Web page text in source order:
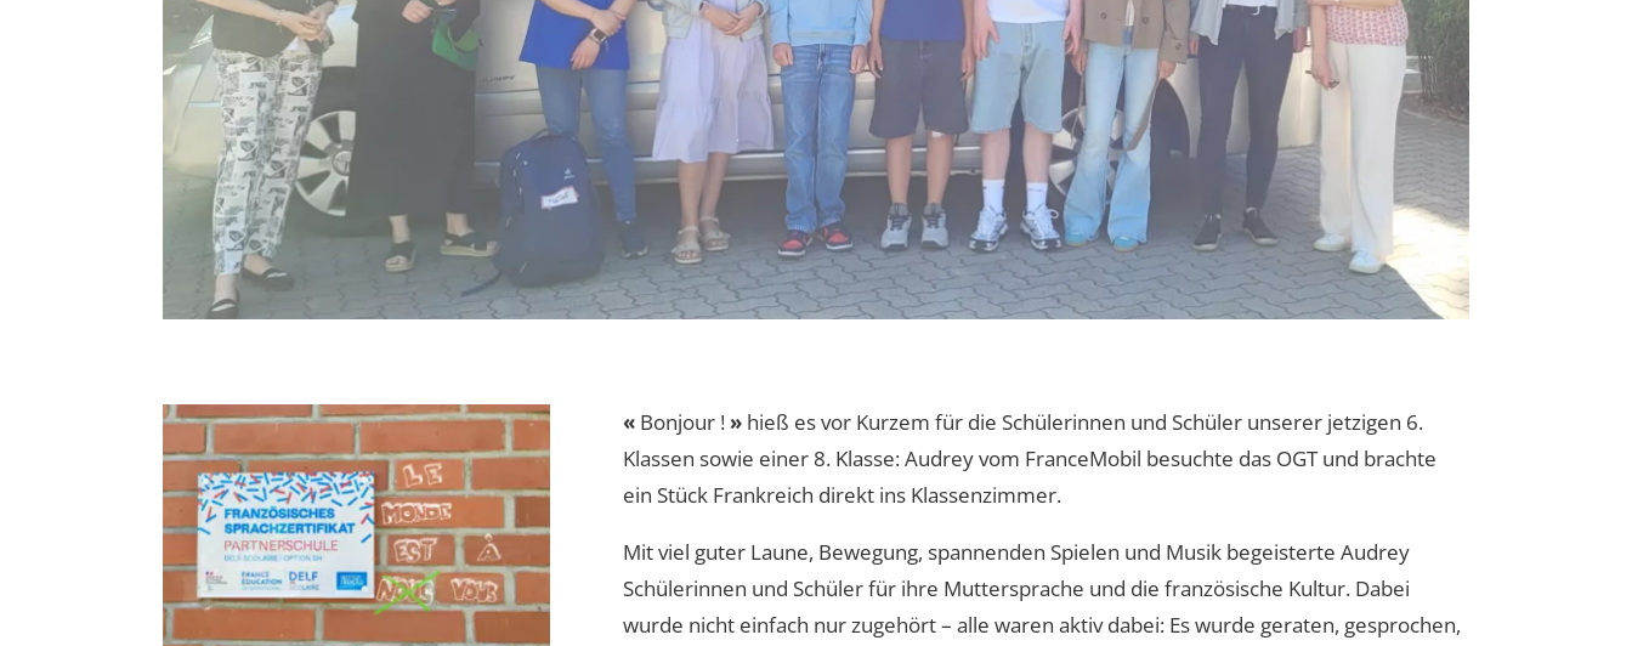
« Bonjour !»hieß es vor Kurzem für die Schülerinnen und Schüler unserer jetzigen 6.
Klassen sowie einer 8. Klasse: Audrey vom FranceMobil besuchte das OGT und brachte
ein Stück Frankreich direkt ins Klassenzimmer.
Mit viel guter Laune, Bewegung, spannenden Spielen und Musik begeisterte Audrey
Schülerinnen und Schüler für ihre Muttersprache und die französische Kultur. Dabei
wurde nicht einfach nur zugehört – alle waren aktiv dabei: Es wurde geraten, gesprochen,